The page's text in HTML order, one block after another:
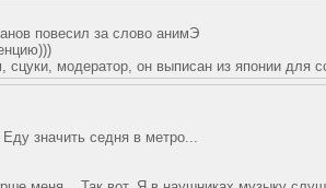
повесил за слово анимЭ
модератор, он выписан из японии для
значить седня в метро...